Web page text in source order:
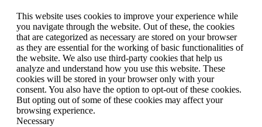
This website uses cookies to improve your experience while
you navigate through the website. Out of these, the cookies
that are categorized as necessary are stored on your browser
as they are essential for the working of basic functionalities of
the website. We also use third-party cookies that help us
analyze and understand how you use this website. These
cookies will be stored in your browser only with your
consent. You also have the option to opt-out of these cookies.
But opting out of some of these cookies may affect your
browsing experience.
Necessary